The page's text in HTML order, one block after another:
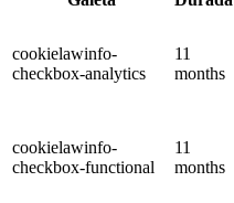
cookielawinfo-
checkbox-analytics
11
months
cookielawinfo-
checkbox-functional
11
months